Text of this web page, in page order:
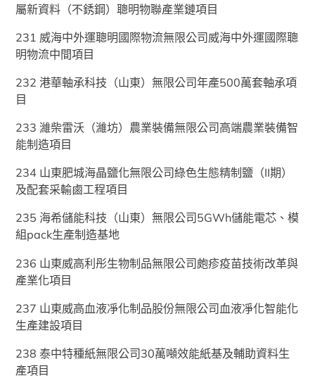
屬新資料（不銹鋼）聰明物聯產業鏈項目
231 威海中外運聰明國際物流無限公司威海中外運國際聰
明物流中間項目
232 港華軸承科技（山東）無限公司年產500萬套軸承項
目
233 濰柴雷沃（濰坊）農業裝備無限公司高端農業裝備智
能制造項目
234 山東肥城海晶鹽化無限公司綠色生態精制鹽（II期）
及配套采輸鹵工程項目
235 海希儲能科技（山東）無限公司5GWh儲能電芯、模
組pack生產制造基地
236 山東威高利彤生物制品無限公司皰疹疫苗技術改革與
產業化項目
237 山東威高血液凈化制品股份無限公司血液凈化智能化
生產建設項目
238 泰中特種紙無限公司30萬噸效能紙基及輔助資料生
產項目